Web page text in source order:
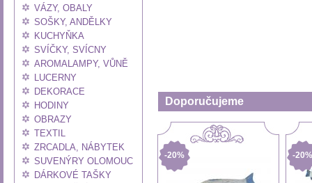
VÁZY, OBALY
SOŠKY, ANDĚLKY
KUCHYŇKA
SVÍČKY, SVÍCNY
AROMALAMPY, VŮNĚ
LUCERNY
DEKORACE
HODINY
OBRAZY
TEXTIL
ZRCADLA, NÁBYTEK
SUVENÝRY OLOMOUC
DÁRKOVÉ TAŠKY
Doporučujeme
-20% -20%